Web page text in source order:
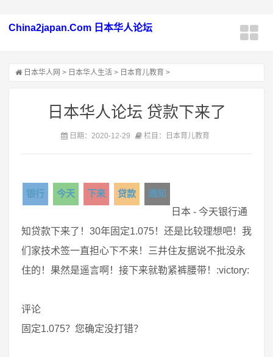
China2japan.Com 日本华人论坛
日本华人网 > 日本华人生活 > 日本育儿教育 >
日本华人论坛 贷款下来了
日期：2020-12-29 栏目：日本育儿教育
银行 今天 下来 贷款
通知
日本 - 今天银行通
知贷款下来了！30年固定1.075！还是比较理想吧！我
们家技术签一直担心下不来！三井住友据说不批没永
住的！果然是遥言啊！接下来就勒紧裤腰带！:victory:
评论
固定1.075？您确定没打错？